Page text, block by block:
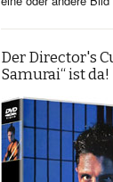
Der Director's
Samurai“ ist da!